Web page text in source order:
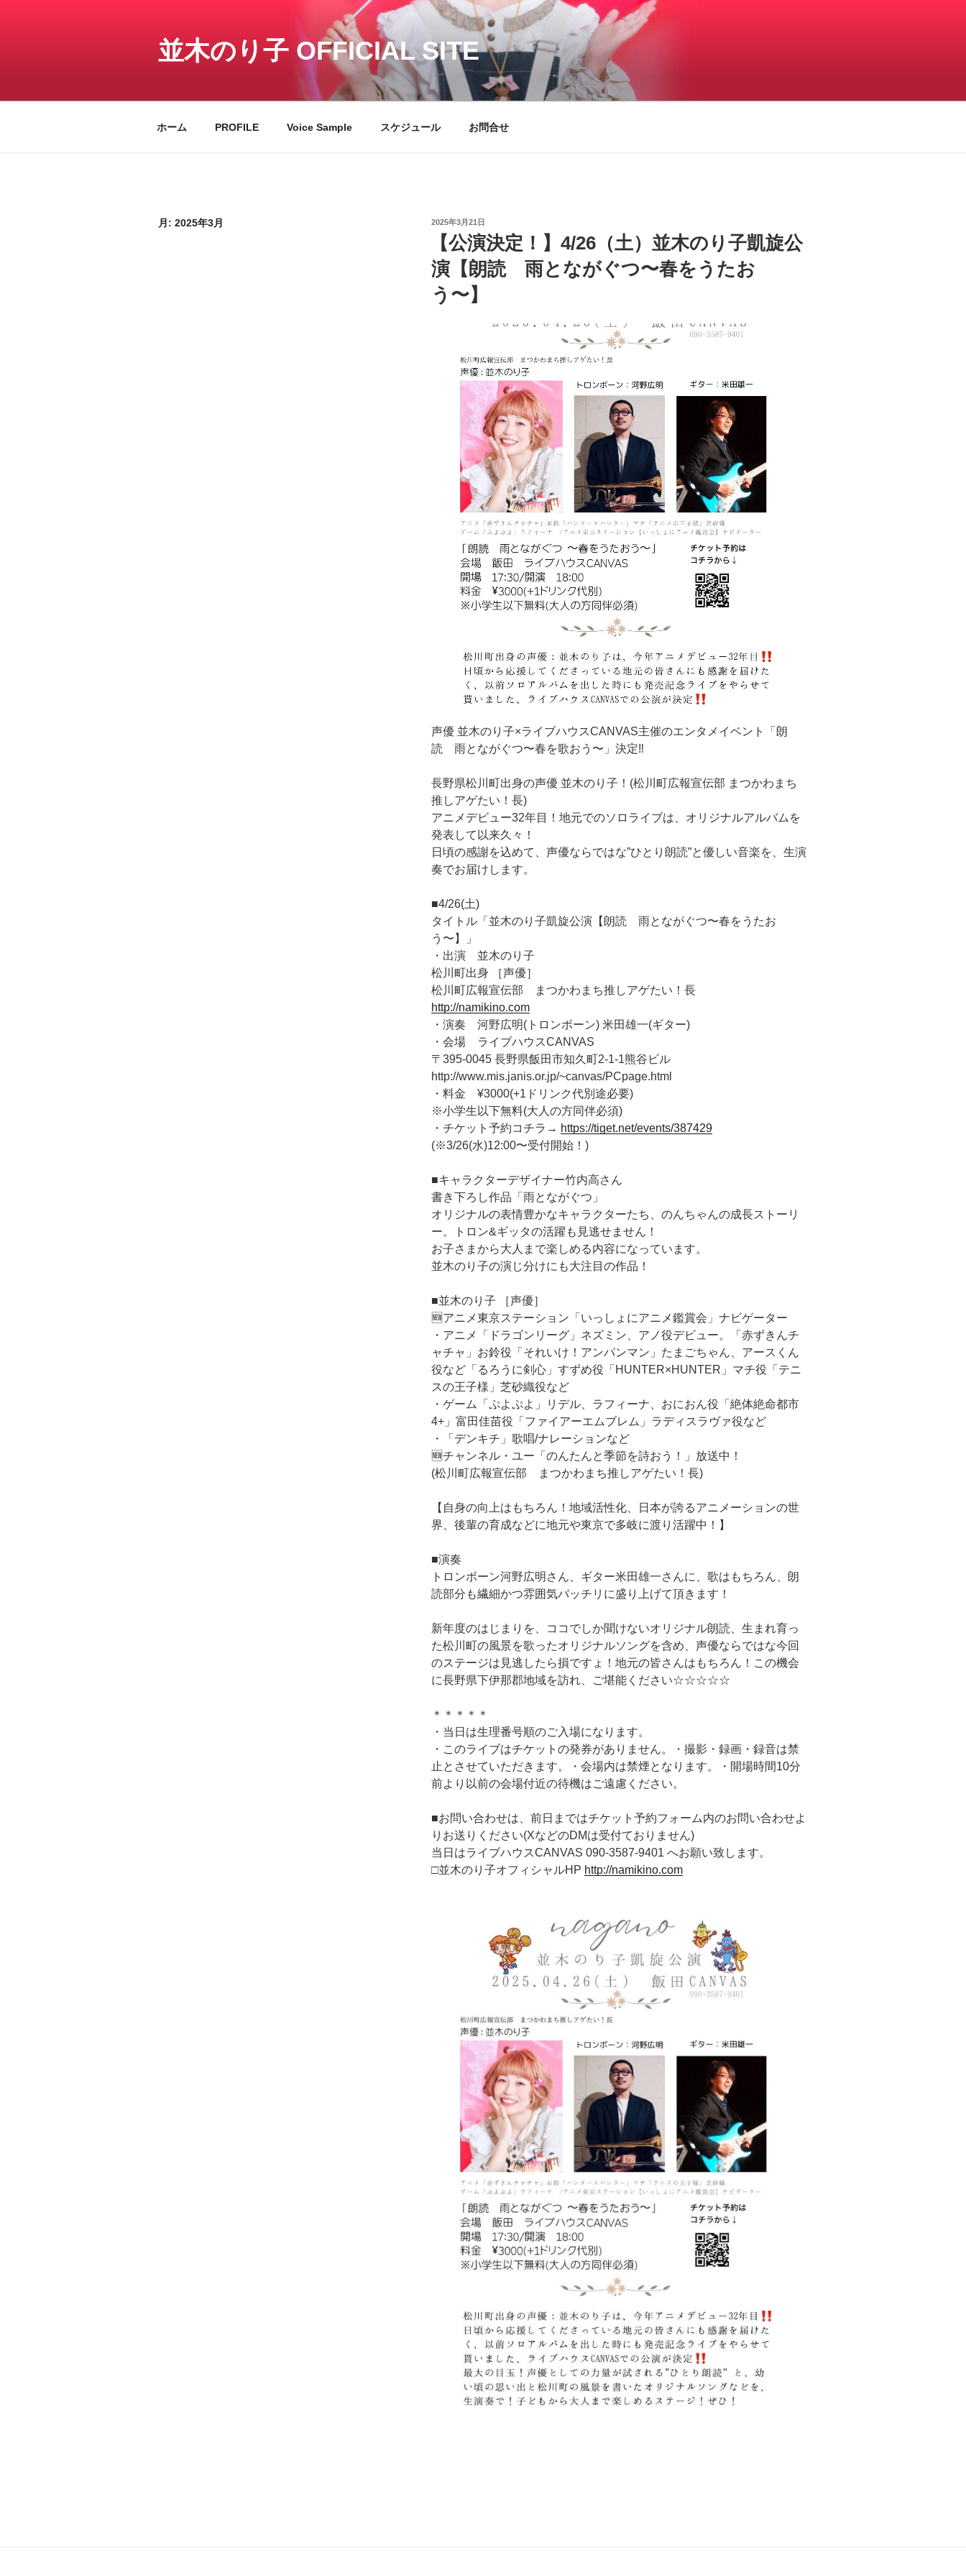
並木のり子 OFFICIAL SITE
ホーム PROFILE Voice Sample スケジュール お問合せ
月: 2025年3月
投
2025年3月21日
【公演決定！】4/26（土）並木のり子凱旋公
演【朗読 雨とながぐつ〜春をうたお
う〜】
声優 並木のり子×ライブハウスCANVAS主催のエンタメイベント「朗
読 雨とながぐつ〜春を歌おう〜」決定‼️
長野県松川町出身の声優 並木のり子！(松川町広報宣伝部 まつかわまち
推しアゲたい！長)
アニメデビュー32年目！地元でのソロライブは、オリジナルアルバムを
発表して以来久々！
日頃の感謝を込めて、声優ならではな”ひとり朗読”と優しい音楽を、生演
奏でお届けします。
■4/26(土)
タイトル「並木のり子凱旋公演【朗読 雨とながぐつ〜春をうたお
う〜】」
・出演 並木のり子
松川町出身 ［声優］
松川町広報宣伝部 まつかわまち推しアゲたい！長
http://namikino.com
・演奏 河野広明(トロンボーン) 米田雄一(ギター)
・会場 ライブハウスCANVAS
〒395-0045 長野県飯田市知久町2-1-1熊谷ビル
http://www.mis.janis.or.jp/~canvas/PCpage.html
・料金 ¥3000(+1ドリンク代別途必要)
※小学生以下無料(大人の方同伴必須)
・チケット予約コチラ→ https://tiget.net/events/387429
(※3/26(水)12:00〜受付開始！)
■キャラクターデザイナー竹内高さん
書き下ろし作品「雨とながぐつ」
オリジナルの表情豊かなキャラクターたち、のんちゃんの成長ストーリ
ー。トロン&ギッタの活躍も見逃せません！
お子さまから大人まで楽しめる内容になっています。
並木のり子の演じ分けにも大注目の作品！
■並木のり子 ［声優］
🆕アニメ東京ステーション「いっしょにアニメ鑑賞会」ナビゲーター
・アニメ「ドラゴンリーグ」ネズミン、アノ役デビュー。「赤ずきんチ
ャチャ」お鈴役「それいけ！アンパンマン」たまごちゃん、アースくん
役など「るろうに剣心」すずめ役「HUNTER×HUNTER」マチ役「テニ
スの王子様」芝砂織役など
・ゲーム「ぷよぷよ」リデル、ラフィーナ、おにおん役「絶体絶命都市
4+」富田佳苗役「ファイアーエムブレム」ラディスラヴァ役など
・「デンキチ」歌唱/ナレーションなど
🆕チャンネル・ユー「のんたんと季節を詩おう！」放送中！
(松川町広報宣伝部 まつかわまち推しアゲたい！長)
【自身の向上はもちろん！地域活性化、日本が誇るアニメーションの世
界、後輩の育成などに地元や東京で多岐に渡り活躍中！】
■演奏
トロンボーン河野広明さん、ギター米田雄一さんに、歌はもちろん、朗
読部分も繊細かつ雰囲気バッチリに盛り上げて頂きます！
新年度のはじまりを、ココでしか聞けないオリジナル朗読、生まれ育っ
た松川町の風景を歌ったオリジナルソングを含め、声優ならではな今回
のステージは見逃したら損ですょ！地元の皆さんはもちろん！この機会
に長野県下伊那郡地域を訪れ、ご堪能ください☆☆☆☆☆
＊＊＊＊＊
・当日は生理番号順のご入場になります。
・このライブはチケットの発券がありません。・撮影・録画・録音は禁
止とさせていただきます。・会場内は禁煙となります。・開場時間10分
前より以前の会場付近の待機はご遠慮ください。
■お問い合わせは、前日まではチケット予約フォーム内のお問い合わせよ
りお送りください(XなどのDMは受付ておりません)
当日はライブハウスCANVAS 090-3587-9401 へお願い致します。
□並木のり子オフィシャルHP http://namikino.com